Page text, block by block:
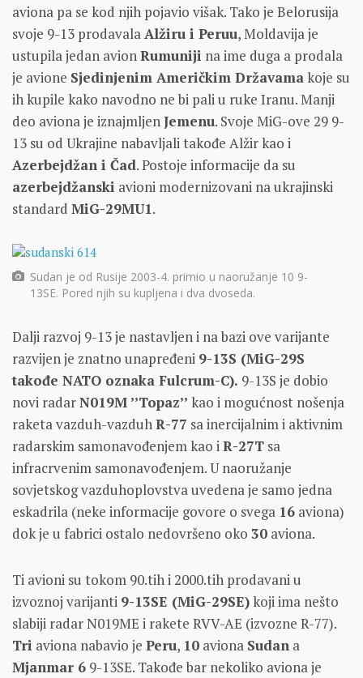
aviona pa se kod njih pojavio višak. Tako je Belorusija
svoje 9-13 prodavalaAlžiru i Peruu, Moldavija je
ustupila jedan avionRumuniji na ime duga a prodala
je avione Sjedinjenim Američkim Državamakoje su
ih kupile kako navodno ne bi pali u ruke Iranu. Manji
deo aviona je iznajmljenJemenu. Svoje MiG-ove 29 9-
13 su od Ukrajine nabavljali takođe Alžir kao i
Azerbejdžan i Čad. Postoje informacije da su
azerbejdžanski avioni modernizovani na ukrajinski
standard MiG-29MU1.
Sudan je od Rusije 2003-4. primio u naoružanje 10 9-
13SE. Pored njih su kupljena i dva dvoseda.
Dalji razvoj 9-13 je nastavljen i na bazi ove varijante
razvijen je znatno unapređeni 9-13S (MiG-29S
takođe NATO oznaka Fulcrum-C). 9-13S je dobio
novi radarN019M ’’Topaz’’ kao i mogućnost nošenja
raketa vazduh-vazduhR-77 sa inercijalnim i aktivnim
radarskim samonavođenjem kao iR-27T sa
infracrvenim samonavođenjem. U naoružanje
sovjetskog vazduhoplovstva uvedena je samo jedna
eskadrila (neke informacije govore o svega 16 aviona)
dok je u fabrici ostalo nedovršeno oko 30 aviona.
Ti avioni su tokom 90.tih i 2000.tih prodavani u
izvoznoj varijanti 9-13SE (MiG-29SE)koji ima nešto
slabiji radar N019ME i rakete RVV-AE (izvozne R-77).
Tri aviona nabavio je Peru, 10 aviona Sudan a
Mjanmar 6 9-13SE. Takođe bar nekoliko aviona je